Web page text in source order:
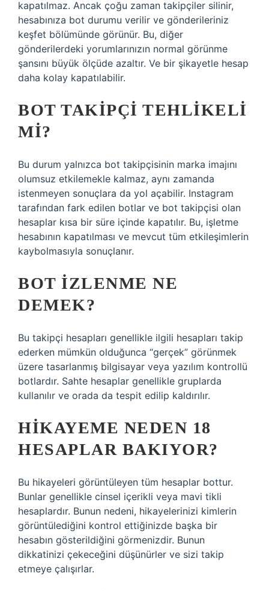
kapatılmaz. Ancak çoğu zaman takipçiler silinir,
hesabınıza bot durumu verilir ve gönderileriniz
keşfet bölümünde görünür. Bu, diğer
gönderilerdeki yorumlarınızın normal görünme
şansını büyük ölçüde azaltır. Ve bir şikayetle hesap
daha kolay kapatılabilir.
BOT TAKIPÇI TEHLIKELI
MI?
Bu durum yalnızca bot takipçisinin marka imajını
olumsuz etkilemekle kalmaz, aynı zamanda
istenmeyen sonuçlara da yol açabilir. Instagram
tarafından fark edilen botlar ve bot takipçisi olan
hesaplar kısa bir süre içinde kapatılır. Bu, işletme
hesabının kapatılması ve mevcut tüm etkileşimlerin
kaybolmasıyla sonuçlanır.
BOT IZLENME NE
DEMEK?
Bu takipçi hesapları genellikle ilgili hesapları takip
ederken mümkün olduğunca “gerçek” görünmek
üzere tasarlanmış bilgisayar veya yazılım kontrollü
botlardır. Sahte hesaplar genellikle gruplarda
kullanılır ve orada da tespit edilip kaldırılır.
HIKAYEME NEDEN 18
HESAPLAR BAKIYOR?
Bu hikayeleri görüntüleyen tüm hesaplar bottur.
Bunlar genellikle cinsel içerikli veya mavi tikli
hesaplardır. Bunun nedeni, hikayelerinizi kimlerin
görüntülediğini kontrol ettiğinizde başka bir
hesabın gösterildiğini görmenizdir. Bunun
dikkatinizi çekeceğini düşünürler ve sizi takip
etmeye çalışırlar.